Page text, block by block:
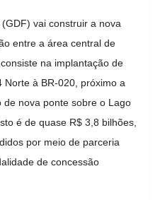
vai construir a nova
entre a área central de
na implantação de
Norte à BR-020, próximo a
nova ponte sobre o Lago
é de quase R$ 3,8 bilhões,
por meio de parceria
de concessão